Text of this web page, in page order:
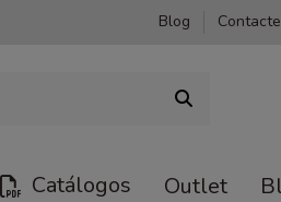
Blog
Catálogos Outlet